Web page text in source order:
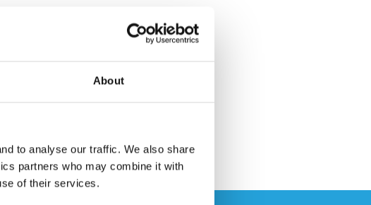
About
to analyse our traffic. We also share
partners who may combine it with
of their services.